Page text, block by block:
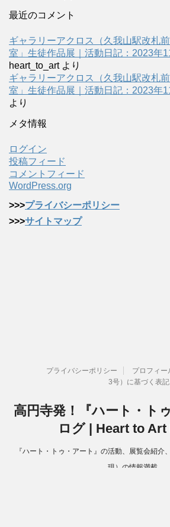
最近のコメント
ギャラリーアクロス（久我山駅改札
室」生徒作品展｜活動日記：2023年
heart_to_artより
ギャラリーアクロス（久我山駅改札
室」生徒作品展｜活動日記：2023年
より
メタ情報
ログイン
投稿フィード
コメントフィード
WordPress.org
>>>プライバシーポリシー
>>>サイトマップ
プライバシーポリシー プロフィー
3号）に基づく表記
高円寺発！『ハート・ト
ログ | Heart to Art
『ハート・トゥ・アート』の活動、展覧会紹介
現）の情報満載